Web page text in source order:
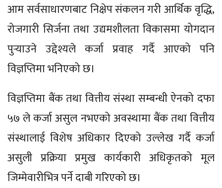
आम सर्वसाधारणबाट निक्षेप संकलन गरी आर्थिक वृद्धि,
रोजगारी सिर्जना तथा उद्यमशीलता विकासमा योगदान
पुर्‍याउने उद्देश्यले कर्जा प्रवाह गर्दै आएको पनि
विज्ञप्तिमा भनिएको छ।
विज्ञप्तिमा बैंक तथा वित्तीय संस्था सम्बन्धी ऐनको दफा
५७ ले कर्जा असुल नभएको अवस्थामा बैंक तथा वित्तीय
संस्थालाई विशेष अधिकार दिएको उल्लेख गर्दै कर्जा
असुली प्रक्रिया प्रमुख कार्यकारी अधिकृतको मूल
जिम्मेवारीभित्र पर्ने दाबी गरिएको छ।